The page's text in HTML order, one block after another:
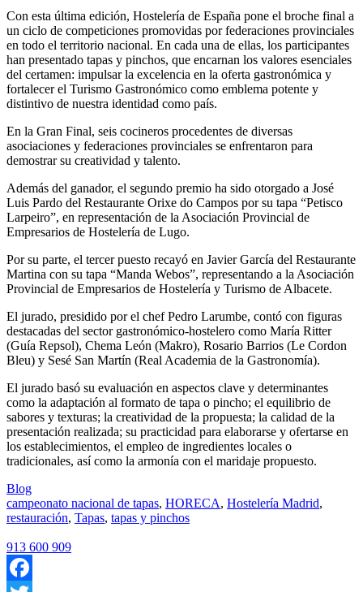
Con esta última edición, Hostelería de España pone el broche final a
un ciclo de competiciones promovidas por federaciones provinciales
en todo el territorio nacional. En cada una de ellas, los participantes
han presentado tapas y pinchos, que encarnan los valores esenciales
del certamen: impulsar la excelencia en la oferta gastronómica y
fortalecer el Turismo Gastronómico como emblema potente y
distintivo de nuestra identidad como país.
En la Gran Final, seis cocineros procedentes de diversas
asociaciones y federaciones provinciales se enfrentaron para
demostrar su creatividad y talento.
Además del ganador, el segundo premio ha sido otorgado a José
Luis Pardo del Restaurante Orixe do Campos por su tapa “Petisco
Larpeiro”, en representación de la Asociación Provincial de
Empresarios de Hostelería de Lugo.
Por su parte, el tercer puesto recayó en Javier García del Restaurante
Martina con su tapa “Manda Webos”, representando a la Asociación
Provincial de Empresarios de Hostelería y Turismo de Albacete.
El jurado, presidido por el chef Pedro Larumbe, contó con figuras
destacadas del sector gastronómico-hostelero como María Ritter
(Guía Repsol), Chema León (Makro), Rosario Barrios (Le Cordon
Bleu) y Sesé San Martín (Real Academia de la Gastronomía).
El jurado basó su evaluación en aspectos clave y determinantes
como la adaptación al formato de tapa o pincho; el equilibrio de
sabores y texturas; la creatividad de la propuesta; la calidad de la
presentación realizada; su practicidad para elaborarse y ofertarse en
los establecimientos, el empleo de ingredientes locales o
tradicionales, así como la armonía con el maridaje propuesto.
Blog
campeonato nacional de tapas, HORECA, Hostelería Madrid,
restauración, Tapas, tapas y pinchos
913 600 909